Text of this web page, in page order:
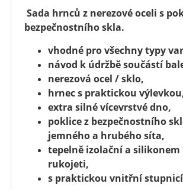
Sada hrnců z nerezové oceli s
bezpečnostního skla.
vhodné pro všechny typy
návod k údržbě součástí
nerezová ocel / sklo,
hrnec s praktickou
extra silné vícevrstvé dno,
poklice z bezpečnostního
jemného a hrubého síta,
tepelně izolační a silikonem
rukojeti,
s praktickou vnitřní stupnicí